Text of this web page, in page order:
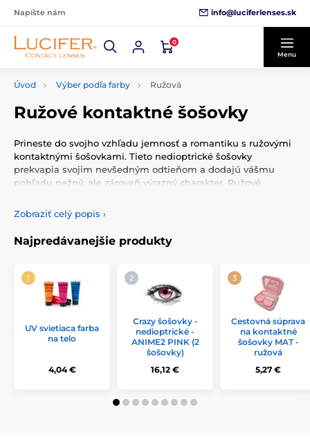
Napíšte nám info@luciferlenses.sk
0
Menu
Úvod Výber podľa farby Ružová
Ružové kontaktné šošovky
Prineste do svojho vzhľadu jemnosť a romantiku s ružovými
kontaktnými šošovkami. Tieto nedioptrické šošovky
prekvapia svojim nevšedným odtieňom a dodajú vášmu
pohľadu nežný, ale zároveň výrazný charakter. Ružové
farbami a vyčnievať z davu, či už v bežnom živote alebo pri
špeciálnych príležitostiach.
Nemusíte sa obmedzovať len na valentínske oslavy alebo
každodenné nosenie, ktorý rozjasní vašu tvár a pritiahne
pozornosť. Ich použitie je tiež populárny v komunitách
cosplay, kde môžu byť kľúčovým prvkom na dokončenie
Zobraziť celý popis ›
Najpredávanejšie produkty
UV svietiaca farba
na telo
4,04 €
Crazy šošovky -
nedioptrické -
ANIME2 PINK (2
šošovky)
16,12 €
Cestovná súprava
na kontaktné
šošovky MAT -
ružová
5,27 €